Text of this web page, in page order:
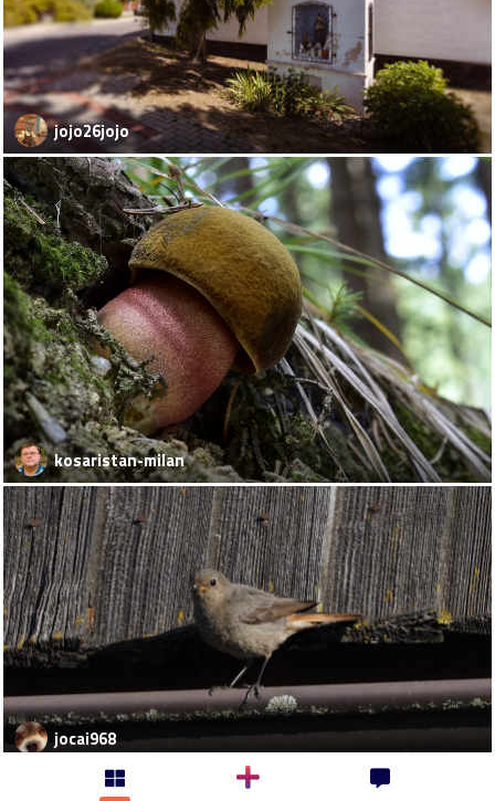
jojo26jojo
kosaristan-milan
jocai968